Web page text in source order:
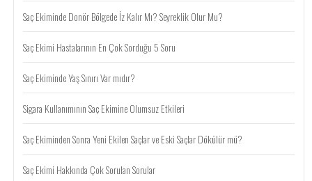
Saç Ekiminde Donör Bölgede İz Kalır Mı? Seyreklik Olur Mu?
Saç Ekimi Hastalarının En Çok Sorduğu 5 Soru
Saç Ekiminde Yaş Sınırı Var mıdır?
Sigara Kullanımının Saç Ekimine Olumsuz Etkileri
Saç Ekiminden Sonra Yeni Ekilen Saçlar ve Eski Saçlar Dökülür mü?
Saç Ekimi Hakkında Çok Sorulan Sorular